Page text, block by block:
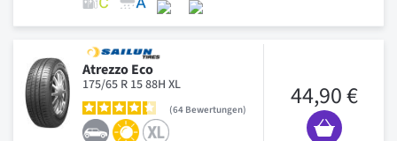
Atrezzo Eco
175/65 R 15 88H XL
64 Bewertungen 44,90 €